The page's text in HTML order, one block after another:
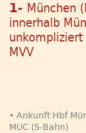
1- München
innerhalb
MVV
• Ankunft Hbf
MUC (S-Bahn)